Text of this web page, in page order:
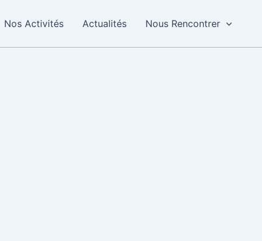
Nos Activités Actualités Nous Rencontrer